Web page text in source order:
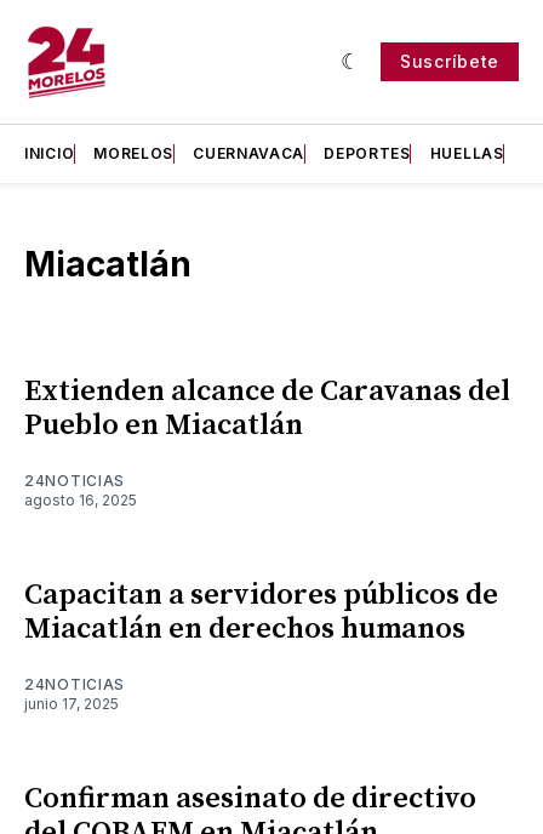
Suscríbete
INICIO MORELOS CUERNAVACA DEPORTES HUELLAS
Miacatlán
Extienden alcance de Caravanas del
Pueblo en Miacatlán
24NOTICIAS
agosto 16, 2025
Capacitan a servidores públicos de
Miacatlán en derechos humanos
24NOTICIAS
junio 17, 2025
Confirman asesinato de directivo